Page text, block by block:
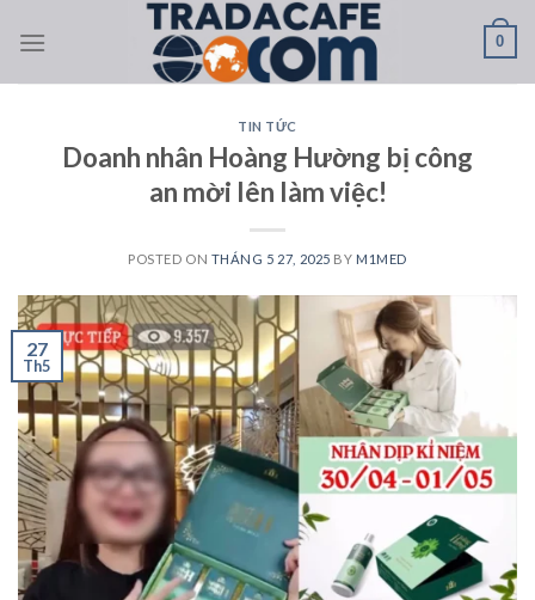
0
TIN TỨC
Doanh nhân Hoàng Hường bị công
an mời lên làm việc!
POSTED ON THÁNG 5 27, 2025 BY M1MED
27
Th5